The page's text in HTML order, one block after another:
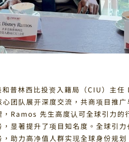
普林西比投资入籍局（CIU）主
团队展开深度交流，共商项目推
Ramos 先生高度认可全球引力的
显著提升了项目知名度。全球引
助力高净值人群实现全球身份规